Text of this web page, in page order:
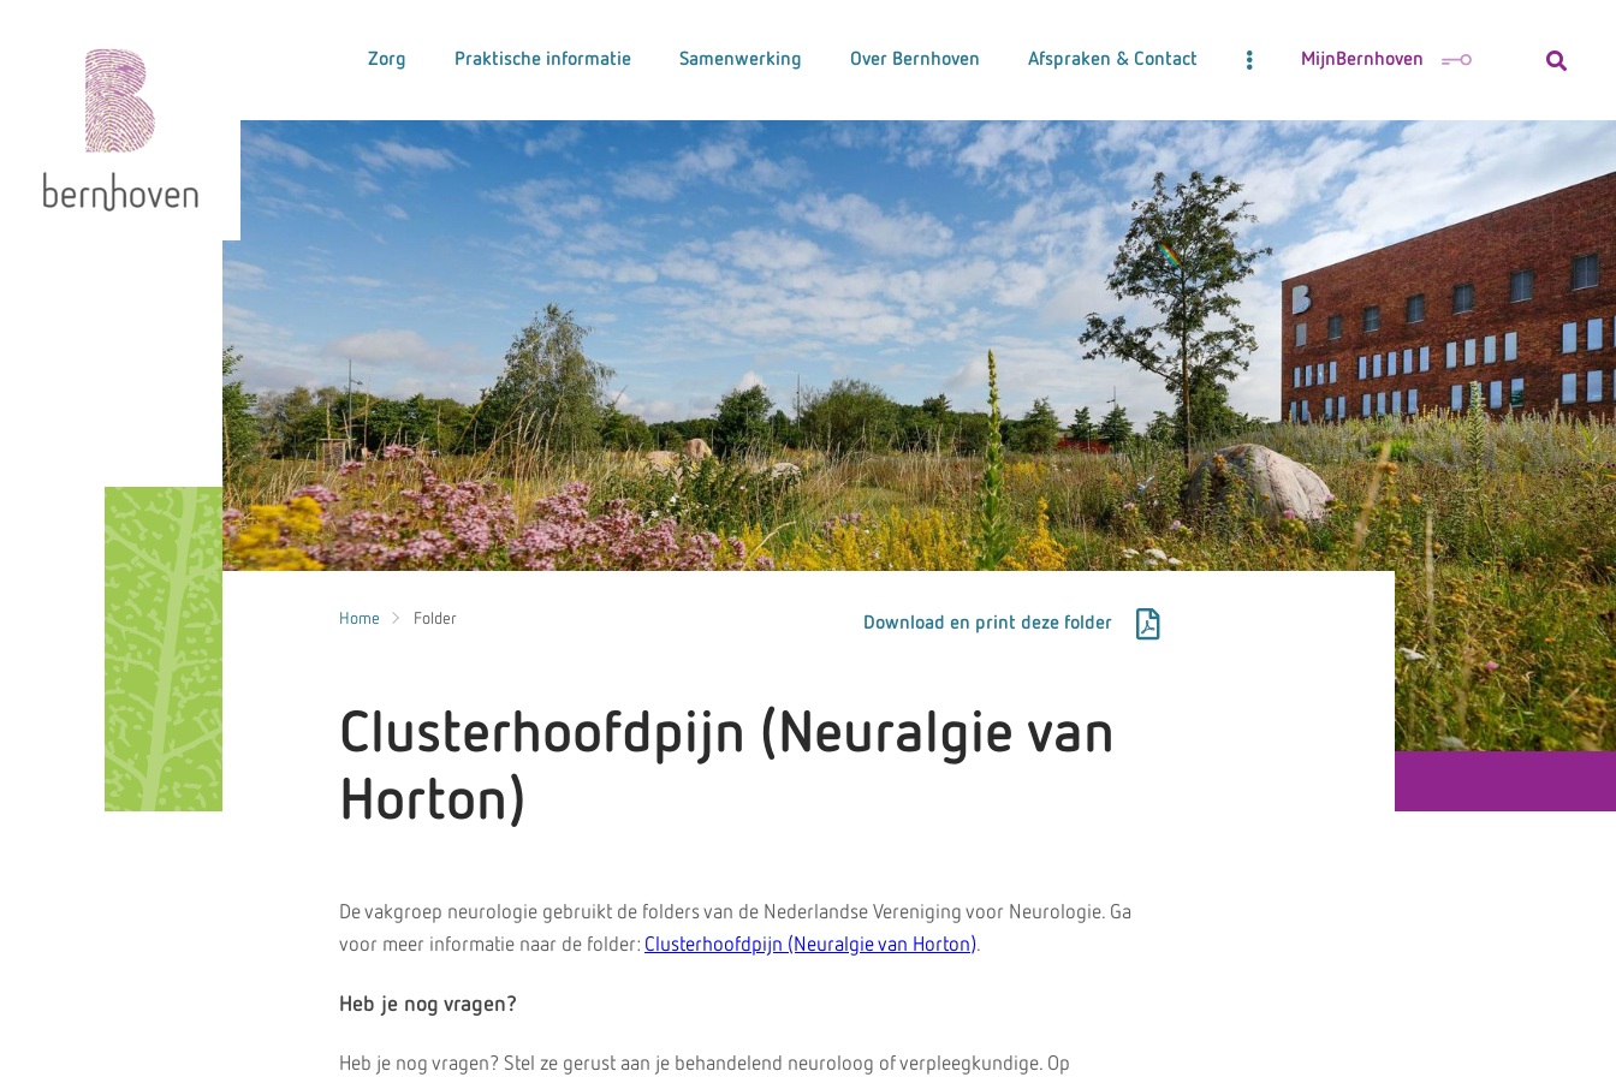
Zorg Praktische informatie Samenwerking Over Bernhoven Afspraken & Contact MijnBernhoven
Home Folder Download en print deze folder
Clusterhoofdpijn (Neuralgie van
Horton)
De vakgroep neurologie gebruikt de folders van de Nederlandse Vereniging voor Neurologie. Ga
voor meer informatie naar de folder: Clusterhoofdpijn (Neuralgie van Horton).
Heb je nog vragen?
Heb je nog vragen? Stel ze gerust aan je behandelend neuroloog of verpleegkundige. Op